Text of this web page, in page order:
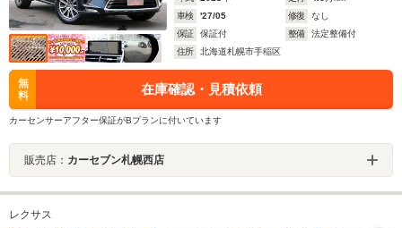
車検
'27/05 修復
なし
保証
保証付 整備
法定整備付
住所
北海道札幌市手稲区
無
料
在庫確認・見積依頼
カーセンサーアフター保証がBプランに付いています
販売店： カーセブン札幌西店
レクサス